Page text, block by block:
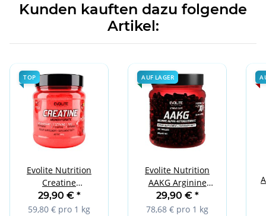
Kunden kauften dazu folgende
Artikel:
TOP
Evolite Nutrition
Creatine
Monohydrate 500g
Strawberry
29,90 € *
59,80 € pro 1 kg
AUF LAGER
Evolite Nutrition
AAKG Arginine
Xtreme 300caps
29,90 € *
78,68 € pro 1 kg